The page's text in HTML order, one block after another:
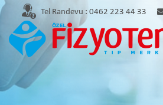
Tel Randevu : 0462 223 44 33